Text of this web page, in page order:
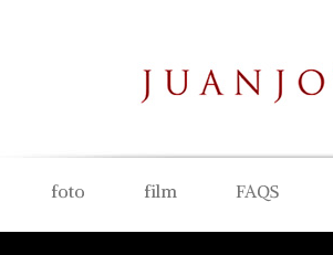
foto film FAQS